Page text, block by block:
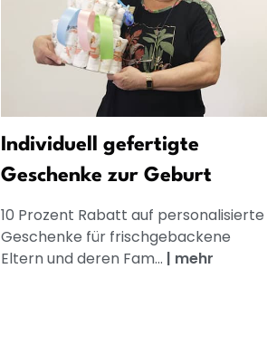
Individuell gefertigte
Geschenke zur Geburt
10 Prozent Rabatt auf personalisierte
Geschenke für frischgebackene
Eltern und deren Fam... | mehr